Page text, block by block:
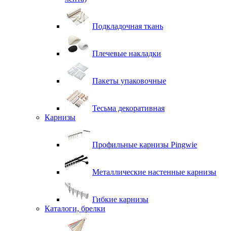
Подкладочная ткань
Плечевые накладки
Пакеты упаковочные
Тесьма декоративная
Карнизы
Профильные карнизы Pingwie
Металлические настенные карнизы
Гибкие карнизы
Каталоги, брелки